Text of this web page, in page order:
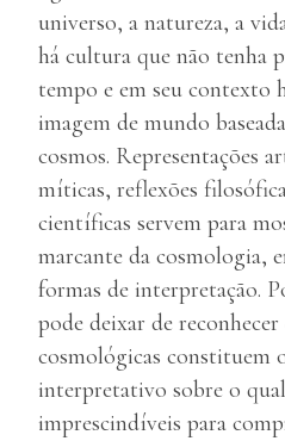
universo, a natureza, a
há cultura que não tenha
tempo e em seu contexto
imagem de mundo
cosmos. Representações
míticas, reflexões
científicas servem para
marcante da cosmologia,
formas de interpretação.
pode deixar de reconhecer
cosmológicas constituem
interpretativo sobre o
imprescindíveis para